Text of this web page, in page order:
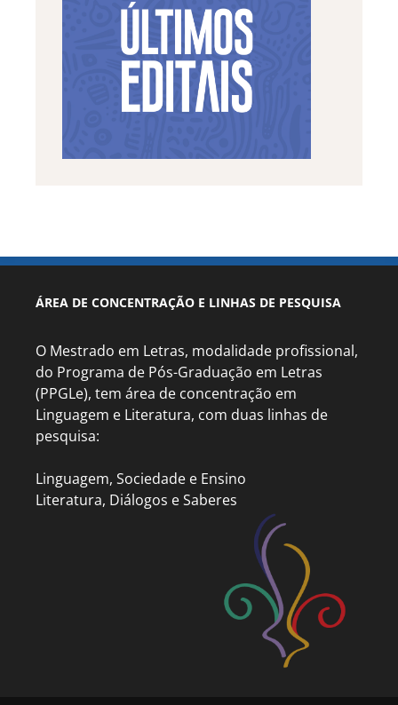
ÁREA DE CONCENTRAÇÃO E LINHAS DE PESQUISA
O Mestrado em Letras, modalidade profissional,
do Programa de Pós-Graduação em Letras
(PPGLe), tem área de concentração em
Linguagem e Literatura, com duas linhas de
pesquisa:
Linguagem, Sociedade e Ensino
Literatura, Diálogos e Saberes